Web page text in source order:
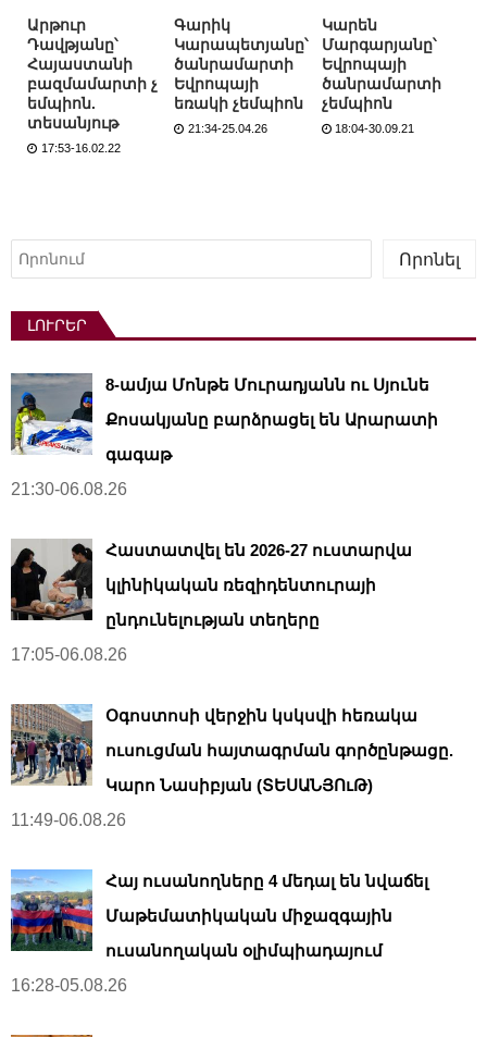
Արթուր
Դավթյանը՝
Հայաստանի
բազմամարտի չ
եմպիոն.
տեսանյութ
17:53-16.02.22
Գարիկ
Կարապետյանը՝
ծանրամարտի
Եվրոպայի
եռակի չեմպիոն
21:34-25.04.26
Կարեն
Մարգարյանը՝
Եվրոպայի
ծանրամարտի
չեմպիոն
18:04-30.09.21
Որոնել
Որոնել
ԼՈՒՐԵՐ
8-ամյա Մոնթե Մուրադյանն ու Սյունե
Քոսակյանը բարձրացել են Արարատի
գագաթ
21:30-06.08.26
Հաստատվել են 2026-27 ուստարվա
կլինիկական ռեզիդենտուրայի
ընդունելության տեղերը
17:05-06.08.26
Օգոստոսի վերջին կսկսվի հեռակա
ուսուցման հայտագրման գործընթացը.
Կարո Նասիբյան (ՏԵՍԱՆՅՈւԹ)
11:49-06.08.26
Հայ ուսանողները 4 մեդալ են նվաճել
Մաթեմատիկական միջազգային
ուսանողական օլիմպիադայում
16:28-05.08.26